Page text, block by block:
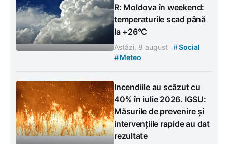
R: Moldova în weekend:
temperaturile scad până
la +26°C
Astăzi, 8 august #Social
#Meteo
Incendiile au scăzut cu
40% în iulie 2026. IGSU:
Măsurile de prevenire și
intervențiile rapide au dat
rezultate